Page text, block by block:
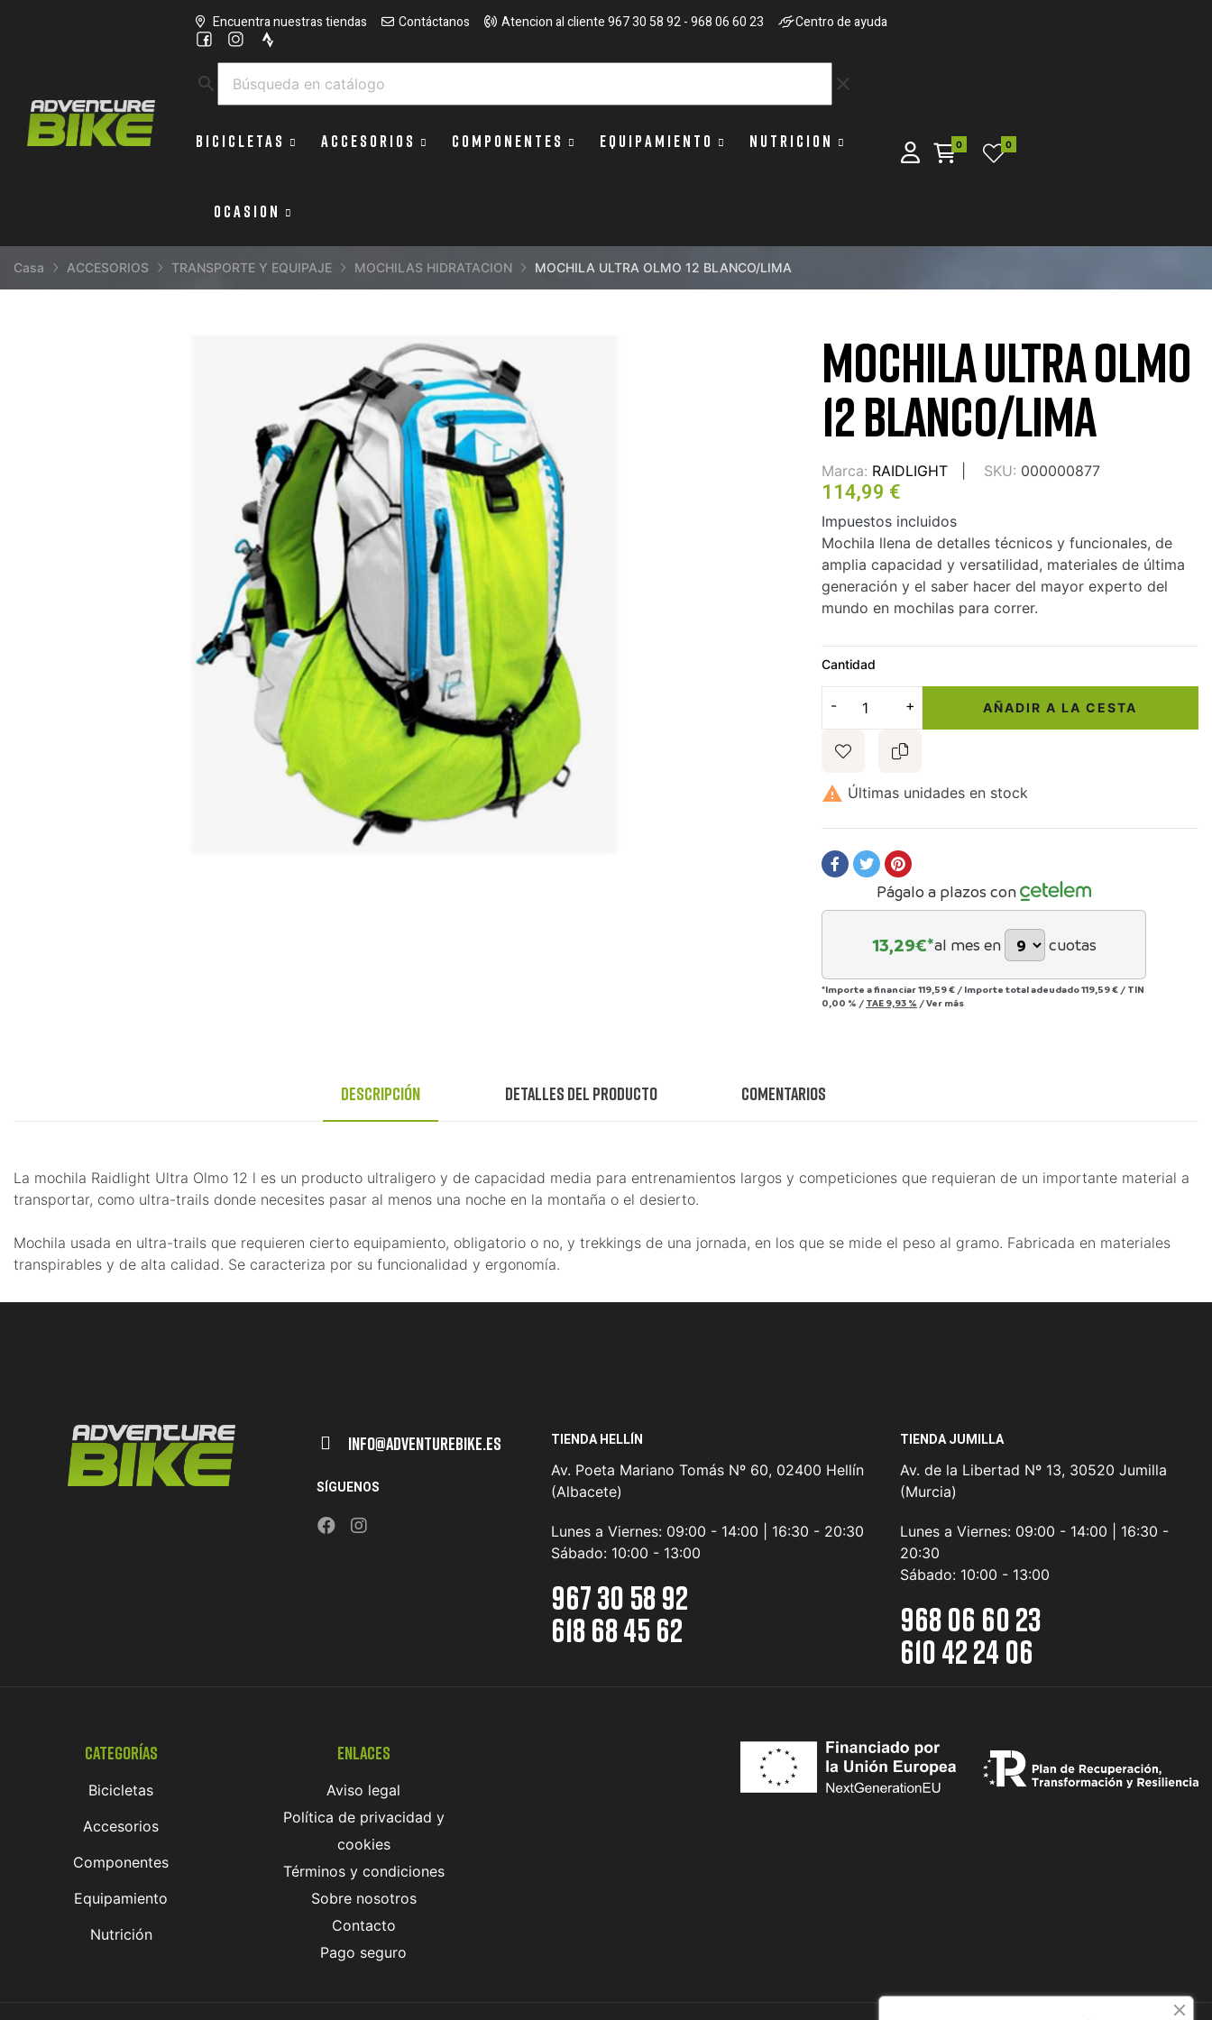
Encuentra nuestras tiendas Contáctanos Atencion al cliente 967 30 58 92 - 968 06 60 23 Centro de ayuda
search clear
BICICLETAS ACCESORIOS COMPONENTES EQUIPAMIENTO NUTRICION
OCASION
0 0
Casa ACCESORIOS TRANSPORTE Y EQUIPAJE MOCHILAS HIDRATACION MOCHILA ULTRA OLMO 12 BLANCO/LIMA
MOCHILA ULTRA OLMO
12 BLANCO/LIMA
Marca: RAIDLIGHT SKU: 000000877
114,99 €
Impuestos incluidos
Mochila llena de detalles técnicos y funcionales, de
amplia capacidad y versatilidad, materiales de última
generación y el saber hacer del mayor experto del
mundo en mochilas para correr.
Cantidad
AÑADIR A LA CESTA
 Últimas unidades en stock
Págalo a plazos con
13,29€*al mes en cuotas
*Importe a financiar119,59 € / Importe total adeudado119,59 € / TIN
0,00 % / TAE 9,93 % /Ver más
Descripción Detalles del producto Comentarios
La mochila Raidlight Ultra Olmo 12 l es un producto ultraligero y de capacidad media para entrenamientos largos y competiciones que requieran de un importante material a
transportar, como ultra-trails donde necesites pasar al menos una noche en la montaña o el desierto.
Mochila usada en ultra-trails que requieren cierto equipamiento, obligatorio o no, y trekkings de una jornada, en los que se mide el peso al gramo. Fabricada en materiales
transpirables y de alta calidad. Se caracteriza por su funcionalidad y ergonomía.
Info@adventurebike.es
SÍGUENOS
TIENDA HELLÍN
Av. Poeta Mariano Tomás Nº 60, 02400 Hellín
(Albacete)
Lunes a Viernes: 09:00 - 14:00 | 16:30 - 20:30
Sábado: 10:00 - 13:00
967 30 58 92
618 68 45 62
TIENDA JUMILLA
Av. de la Libertad Nº 13, 30520 Jumilla
(Murcia)
Lunes a Viernes: 09:00 - 14:00 | 16:30 -
20:30
Sábado: 10:00 - 13:00
968 06 60 23
610 42 24 06
Categorías
Bicicletas
Accesorios
Componentes
Equipamiento
Nutrición
Enlaces
Aviso legal
Política de privacidad y
cookies
Términos y condiciones
Sobre nosotros
Contacto
Pago seguro